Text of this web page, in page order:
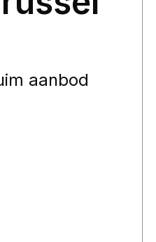
aanbod